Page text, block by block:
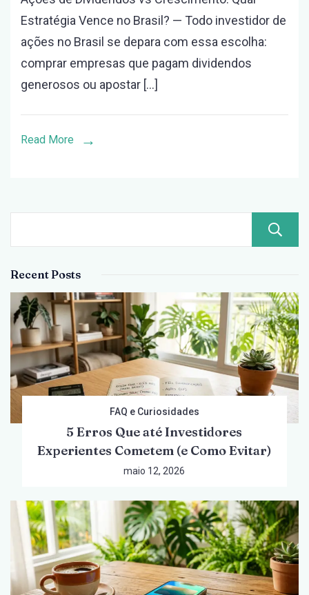
de
Dividendos
vs
Estratégia Vence no Brasil? — Todo investidor de
ações no Brasil se depara com essa escolha:
comprar empresas que pagam dividendos
generosos ou apostar […]
Read More
Recent Posts
FAQ e Curiosidades
5 Erros Que até Investidores
Experientes Cometem (e Como Evitar)
maio 12, 2026